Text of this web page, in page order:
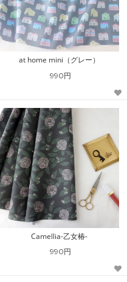
at home mini（グレー）
990円
Camellia-乙女椿-
990円